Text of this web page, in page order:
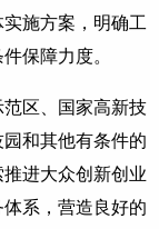
施方案，明确工
保障力度。
区、国家高新技
和其他有条件的
进大众创新创业
系，营造良好的